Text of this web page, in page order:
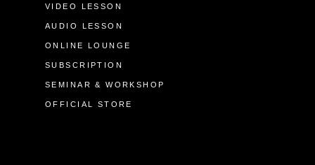
VIDEO LESSON
AUDIO LESSON
ONLINE LOUNGE
SUBSCRIPTION
SEMINAR & WORKSHOP
OFFICIAL STORE